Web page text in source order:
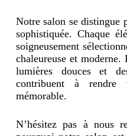
Notre salon se distingue
sophistiquée. Chaque
soigneusement
chaleureuse et moderne.
lumières douces et
contribuent à
mémorable.
N’hésitez pas à nous